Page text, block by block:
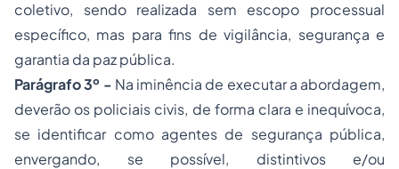
coletivo, sendo realizada sem escopo processual
específico, mas para fins de vigilância, segurança e
garantia da paz pública.
Parágrafo 3º - Na iminência de executar a abordagem,
deverão os policiais civis, de forma clara e inequívoca,
se identificar como agentes de segurança pública,
envergando, se possível, distintivos e/ou